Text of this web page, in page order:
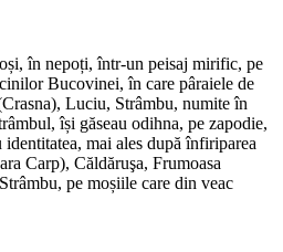
în nepoți, într-un peisaj mirific, pe
Bucovinei, în care pâraiele de
Luciu, Strâmbu, numite în
își găseau odihna, pe zapodie,
mai ales după înfiriparea
Carp), Căldăruşa, Frumoasa
pe moșiile care din veac